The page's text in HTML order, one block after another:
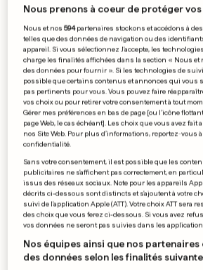
les rails
0 0
Vendre de
d'énergie
PUBLICITÉ
Nous prenons à coeur de protéger
Nous et nos594partenaires stockons et accédons à
telles que des données de navigation ou des
appareil. Si vous sélectionnez J'accepte, les
charge les finalités affichées dans la section « Nous et
des données pour fournir ». Si les technologies de
possible que certains contenus et annonces qui vous
pas pertinents pour vous. Vous pouvez faire
vos choix ou pour retirer votre consentement à tout
Gérer mes préférences en bas de page [ou l'icône
page Web, le cas échéant]. Les choix que vous avez
nos Site Web. Pour plus d’informations, reportez-vous
confidentialité.
Sans votre consentement, il est possible que les
publicitaires ne s'affichent pas correctement, en
issus des réseaux sociaux. Note pour les appareils
décrits ci-dessous sont distincts et s'ajoutent à votre
suivi de l'application Apple (ATT). Votre choix ATT sera
des choix que vous ferez ci-dessous. Si vous avez
vos données ne seront pas suivies dans les
Nos équipes ainsi que nos
des données selon les finalités